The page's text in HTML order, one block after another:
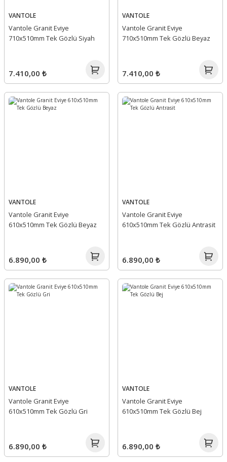
VANTOLE
Vantole Granit Eviye
710x510mm Tek Gözlü Siyah
7.410,00 ₺
VANTOLE
Vantole Granit Eviye
710x510mm Tek Gözlü Beyaz
7.410,00 ₺
VANTOLE
Vantole Granit Eviye
610x510mm Tek Gözlü Beyaz
6.890,00 ₺
VANTOLE
Vantole Granit Eviye
610x510mm Tek Gözlü Antrasit
6.890,00 ₺
VANTOLE
Vantole Granit Eviye
610x510mm Tek Gözlü Gri
6.890,00 ₺
VANTOLE
Vantole Granit Eviye
610x510mm Tek Gözlü Bej
6.890,00 ₺